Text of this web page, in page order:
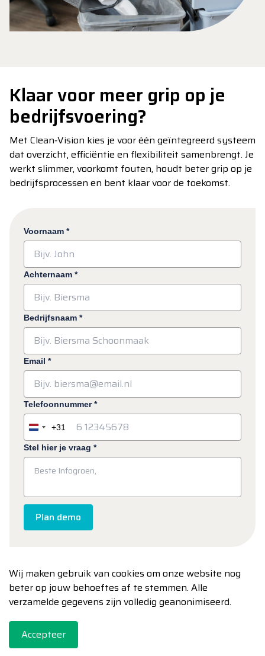
Klaar voor meer grip op je
bedrijfsvoering?
Met Clean‑Vision kies je voor één geïntegreerd systeem
dat overzicht, efficiëntie en flexibiliteit samenbrengt. Je
werkt slimmer, voorkomt fouten, houdt beter grip op je
bedrijfsprocessen en bent klaar voor de toekomst.
Voornaam *
Achternaam *
Bedrijfsnaam *
Email *
Telefoonnummer*
Netherlands
+31
+31
Stel hier je vraag *
Plan demo
@2026 Clean-Vision. Alle rechten voorbehouden.
Systeemeisen
Wij maken gebruik van cookies om onze website nog
beter op jouw behoeftes af te stemmen. Alle
verzamelde gegevens zijn volledig geanonimiseerd.
Accepteer